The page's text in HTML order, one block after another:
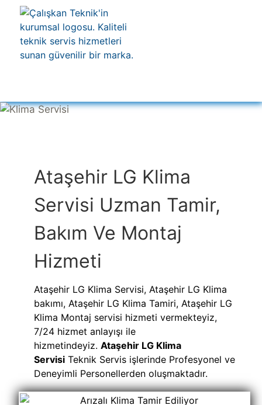
Ataşehir LG Klima
Servisi Uzman Tamir,
Bakım Ve Montaj
Hizmeti
Ataşehir LG Klima Servisi, Ataşehir LG Klima
bakımı, Ataşehir LG Klima Tamiri, Ataşehir LG
Klima Montaj servisi hizmeti vermekteyiz,
7/24 hizmet anlayışı ile
hizmetindeyiz. Ataşehir LG Klima
Servisi Teknik Servis işlerinde Profesyonel ve
Deneyimli Personellerden oluşmaktadır.